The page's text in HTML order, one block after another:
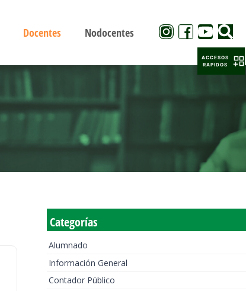
Docentes Nodocentes
Categorías
Alumnado
Información General
Contador Público
ACCESOS
RAPIDOS